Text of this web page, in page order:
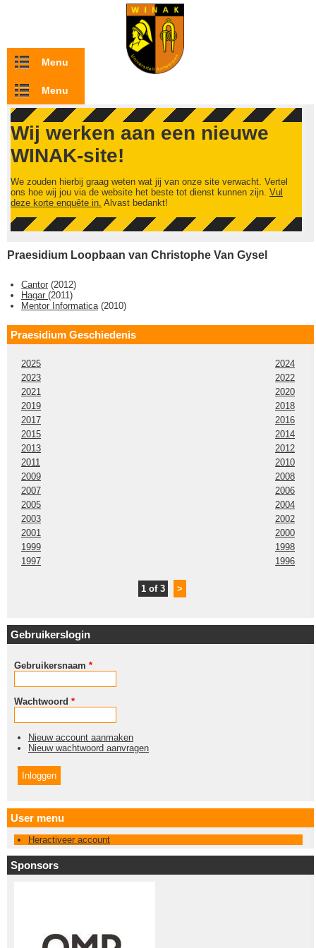
Overslaan en naar de inhoud gaan
Menu
Menu
Wij werken aan een nieuwe
WINAK-site!
We zouden hierbij graag weten wat jij van onze site verwacht. Vertel
ons hoe wij jou via de website het beste tot dienst kunnen zijn. Vul
deze korte enquête in. Alvast bedankt!
Praesidium Loopbaan van Christophe Van Gysel
Cantor (2012)
Hagar (2011)
Mentor Informatica(2010)
Praesidium Geschiedenis
2025
2024
2023
2022
2021
2020
2019
2018
2017
2016
2015
2014
2013
2012
2011
2010
2009
2008
2007
2006
2005
2004
2003
2002
2001
2000
1999
1998
1997
1996
1 of 3 >
Gebruikerslogin
Gebruikersnaam *
Wachtwoord *
Nieuw account aanmaken
Nieuw wachtwoord aanvragen
User menu
Heractiveer account
Sponsors